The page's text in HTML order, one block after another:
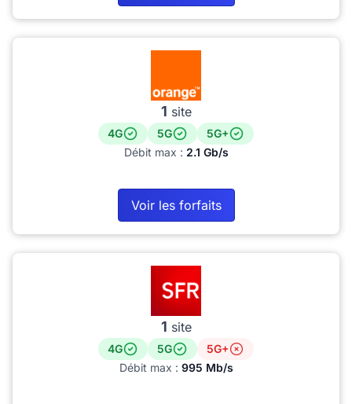
1 site
4G 5G
5G+
Débit max : 2.1 Gb/s
Voir les forfaits
1 site
4G 5G
5G+
Débit max : 995 Mb/s